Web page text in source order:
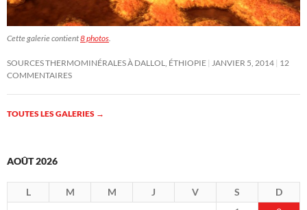
Cette galerie contient8 photos.
SOURCES THERMOMINÉRALES À DALLOL, ÉTHIOPIE JANVIER 5, 2014 12
COMMENTAIRES
TOUTES LES GALERIES →
AOÛT 2026
L M M J V S
D